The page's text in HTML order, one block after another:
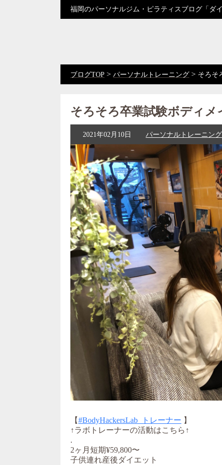
福岡のパーソナルジム・ピラティスブログ「ダ
ブログTOP > パーソナルトレーニング > そろそ
そろそろ卒業試験ボディメ
2021年02月10日 パーソナルトレーニング
【#BodyHackersLab_トレーナー 】
↑ラボトレーナーの活動はこちら↑
.
2ヶ月短期¥59,800〜
子供連れ産後ダイエット